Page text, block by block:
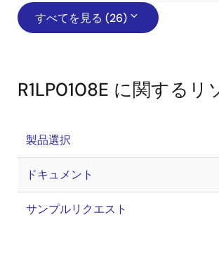
すべてを見る (26)
R1LP0108E に関するリ
製品選択
ドキュメント
サンプルリクエスト